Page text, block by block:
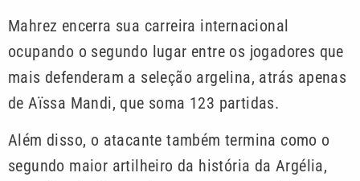
Mahrez encerra sua carreira internacional
ocupando o segundo lugar entre os jogadores que
mais defenderam a seleção argelina, atrás apenas
de Aïssa Mandi, que soma 123 partidas.
Além disso, o atacante também termina como o
segundo maior artilheiro da história da Argélia,